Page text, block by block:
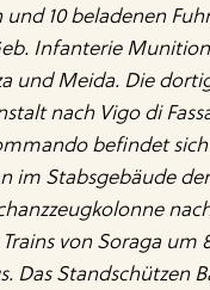
und 10 beladenen
Infanterie
und Meida. Die
nach Vigo di
befindet
im Stabsgebäude
von Soraga um
Das Standschützen